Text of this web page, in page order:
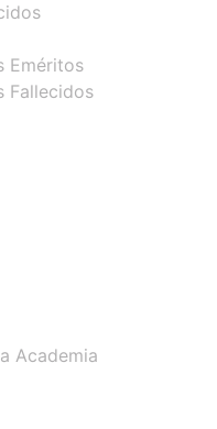
Eméritos
Fallecidos
Academia